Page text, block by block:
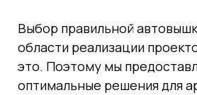
Выбор правильной
области реализации
это. Поэтому мы
оптимальные решения для